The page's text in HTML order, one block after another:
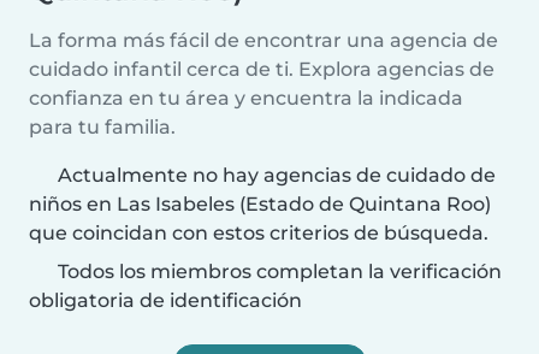
La forma más fácil de encontrar una agencia de
cuidado infantil cerca de ti. Explora agencias de
confianza en tu área y encuentra la indicada
para tu familia.
Actualmente no hay agencias de cuidado de
niños en Las Isabeles (Estado de Quintana Roo)
que coincidan con estos criterios de búsqueda.
Todos los miembros completan la verificación
obligatoria de identificación